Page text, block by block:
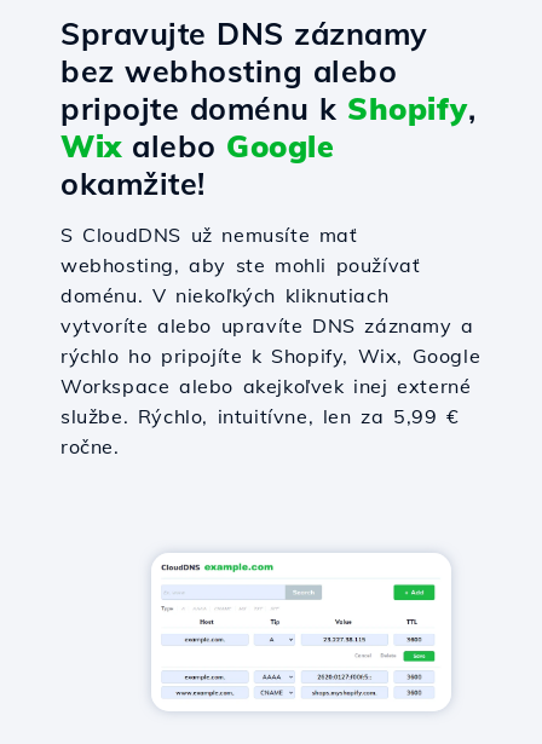
Spravujte DNS záznamy
bez webhosting alebo
pripojte doménu k Shopify,
Wixalebo Google
okamžite!
S CloudDNS už nemusíte mať
webhosting, aby ste mohli používať
doménu. V niekoľkých kliknutiach
vytvoríte alebo upravíte DNS záznamy a
rýchlo ho pripojíte k Shopify, Wix, Google
Workspace alebo akejkoľvek inej externé
službe. Rýchlo, intuitívne, len za 5,99 €
ročne.